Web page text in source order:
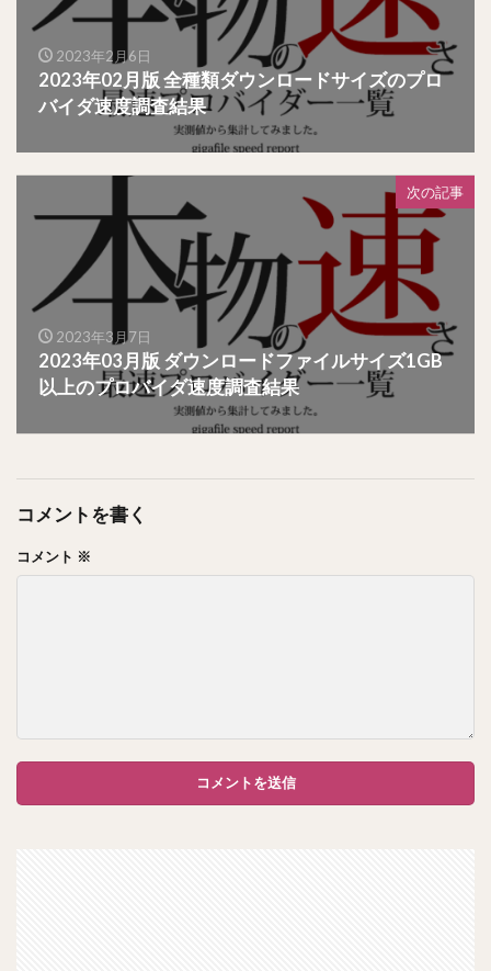
2023年2月6日
2023年02月版 全種類ダウンロードサイズのプロ
バイダ速度調査結果
次の記事
2023年3月7日
2023年03月版 ダウンロードファイルサイズ1GB
以上のプロバイダ速度調査結果
コメントを書く
コメント ※